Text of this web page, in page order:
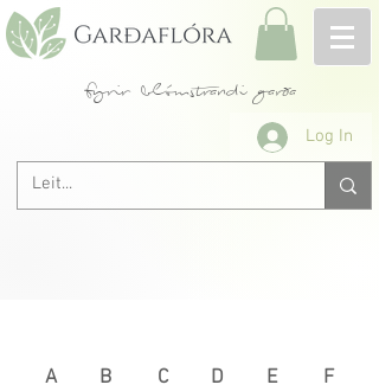
fyrir blómstrandi garða
Log In
A
B
C D
E
F